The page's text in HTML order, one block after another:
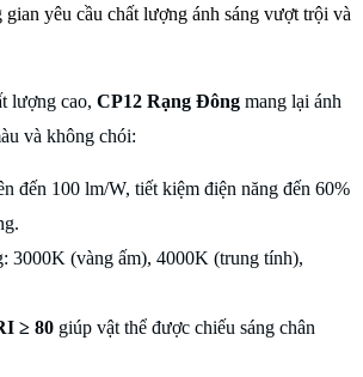
yêu cầu chất lượng ánh sáng vượt trội và
lượng cao, CP12 Rạng Đông mang lại ánh
và không chói:
đến 100 lm/W, tiết kiệm điện năng đến 60%
3000K (vàng ấm), 4000K (trung tính),
≥ 80 giúp vật thể được chiếu sáng chân